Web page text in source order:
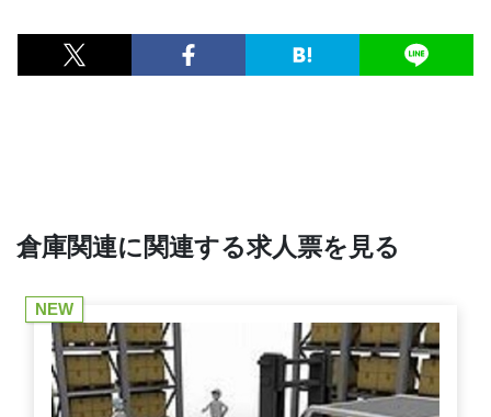
倉庫関連に関連する求人票を見る
NEW